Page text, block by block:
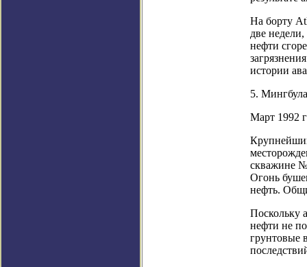
На борту
две недели,
нефти
истории
5.
Март 1992
скважине
Огонь
нефть.
Поскольку
нефти не
грунтовые